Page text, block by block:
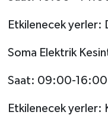
Etkilenecek yerler:
Soma Elektrik
Saat: 09:00-16:00
Etkilenecek yerler: